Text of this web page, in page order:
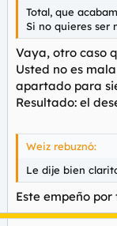
Total, que
Si no quieres ser
Vaya, otro caso
Usted no es
apartado para
Resultado: el
Weiz rebuznó:
Le dije bien
Este empeño